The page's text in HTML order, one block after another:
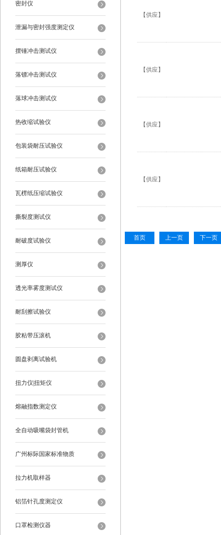
密封仪
泄漏与密封强度测定仪
摆锤冲击测试仪
落镖冲击测试仪
落球冲击测试仪
热收缩试验仪
包装袋耐压试验仪
纸箱耐压试验仪
瓦楞纸压缩试验仪
撕裂度测试仪
耐破度试验仪
测厚仪
透光率雾度测试仪
耐刮擦试验仪
胶粘带压滚机
圆盘剥离试验机
扭力仪|扭矩仪
熔融指数测定仪
全自动吸嘴袋封管机
广州标际国家标准物质
拉力机取样器
铝箔针孔度测定仪
口罩检测仪器
【供应】
【供应】
【供应】
【供应】
首页 上一页 下一页